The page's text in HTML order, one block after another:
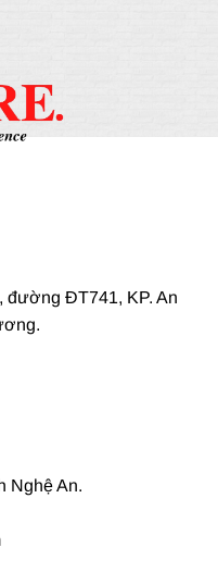
đường ĐT741, KP. An
Nghệ An.